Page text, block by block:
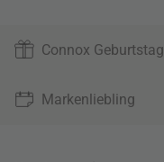
Connox Geburtstag
Markenliebling